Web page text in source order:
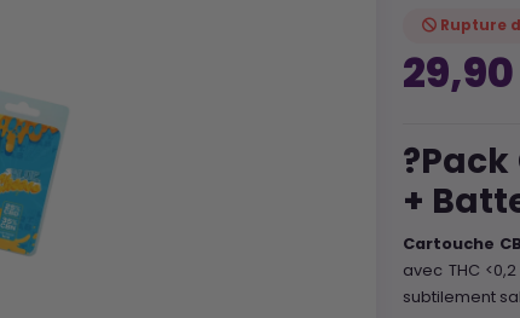
Rupture
+
Cartouche
avec THC
subtilement